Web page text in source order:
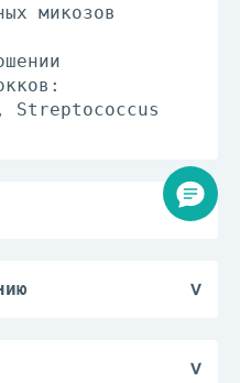
микозов
Streptococcus